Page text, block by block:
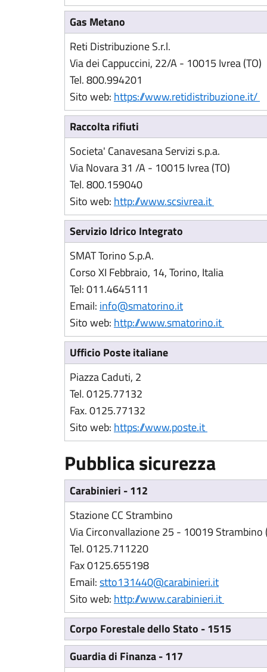
Gas Metano
Reti Distribuzione S.r.l.
Via dei Cappuccini, 22/A - 10015 Ivrea (TO)
Tel. 800.994201
Sito web: https://www.retidistribuzione.it/
Raccolta rifiuti
Societa' Canavesana Servizi s.p.a.
Via Novara 31 /A - 10015 Ivrea (TO)
Tel. 800.159040
Sito web: http://www.scsivrea.it
Servizio Idrico Integrato
SMAT Torino S.p.A.
Corso XI Febbraio, 14, Torino, Italia
Tel: 011.4645111
Email: info@smatorino.it
Sito web: http://www.smatorino.it
Ufficio Poste italiane
Piazza Caduti, 2
Tel. 0125.77132
Fax. 0125.77132
Sito web: https://www.poste.it
Pubblica sicurezza
Carabinieri - 112
Stazione CC Strambino
Via Circonvallazione 25 - 10019 Strambino
Tel. 0125.711220
Fax 0125.655198
Email:stto131440@carabinieri.it
Sito web: http://www.carabinieri.it
Corpo Forestale dello Stato - 1515
Guardia di Finanza - 117